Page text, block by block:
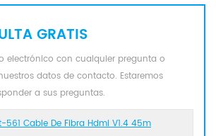
GRATIS
electrónico con cualquier pregunta o
datos de contacto. Estaremos
a sus preguntas.
561 Cable De Fibra Hdmi V1.4 45m